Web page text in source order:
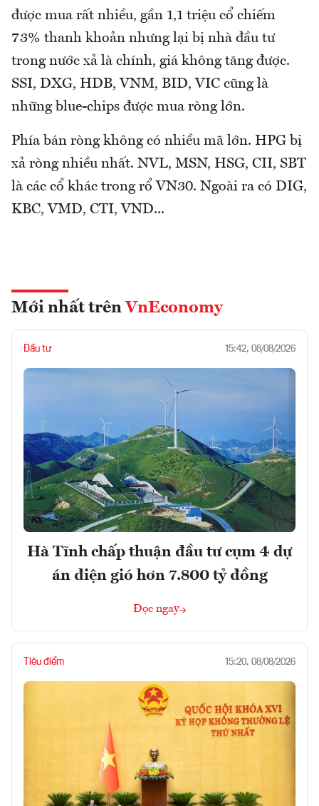
được mua rất nhiều, gần 1,1 triệu cổ chiếm
73% thanh khoản nhưng lại bị nhà đầu tư
trong nước xả là chính, giá không tăng được.
SSI, DXG, HDB, VNM, BID, VIC cũng là
những blue-chips được mua ròng lớn.
Phía bán ròng không có nhiều mã lớn. HPG bị
xả ròng nhiều nhất. NVL, MSN, HSG, CII, SBT
là các cổ khác trong rổ VN30. Ngoài ra có DIG,
KBC, VMD, CTI, VND...
Mới nhất trên VnEconomy
Đầu tư 15:42, 08/08/2026
Hà Tĩnh chấp thuận đầu tư cụm 4 dự
án điện gió hơn 7.800 tỷ đồng
Đọc ngay
Tiêu điểm 15:20, 08/08/2026